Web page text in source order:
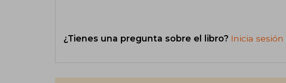
¿Tienes una pregunta sobre el libro? Inicia sesión